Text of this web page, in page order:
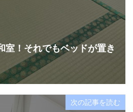
室！それでもベッドが置き
次の記事を読む